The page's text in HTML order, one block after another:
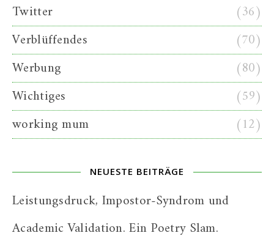
Twitter
(36)
Verblüffendes
(70)
Werbung
(80)
Wichtiges
(59)
working mum
(12)
NEUESTE BEITRÄGE
Leistungsdruck, Impostor-Syndrom und
Academic Validation. Ein Poetry Slam.